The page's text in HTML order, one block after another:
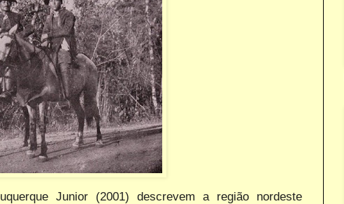
Junior (2001) descrevem a região nordeste